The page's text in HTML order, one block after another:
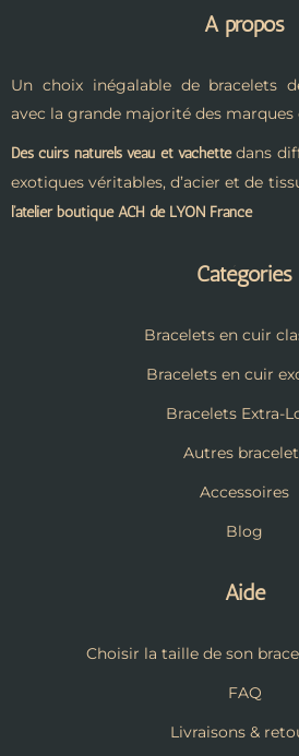
A propos
Un choix inégalable de bracelets
avec la grande majorité des marques
Des cuirs naturels veau et vachettedans
exotiques véritables, d’acier et de
l’atelier boutique ACH de LYON France
Catégories
Bracelets en cuir
Bracelets en cuir
Bracelets Extra-
Autres
Accessoires
Blog
Aide
Choisir la taille de son
FAQ
Livraisons &